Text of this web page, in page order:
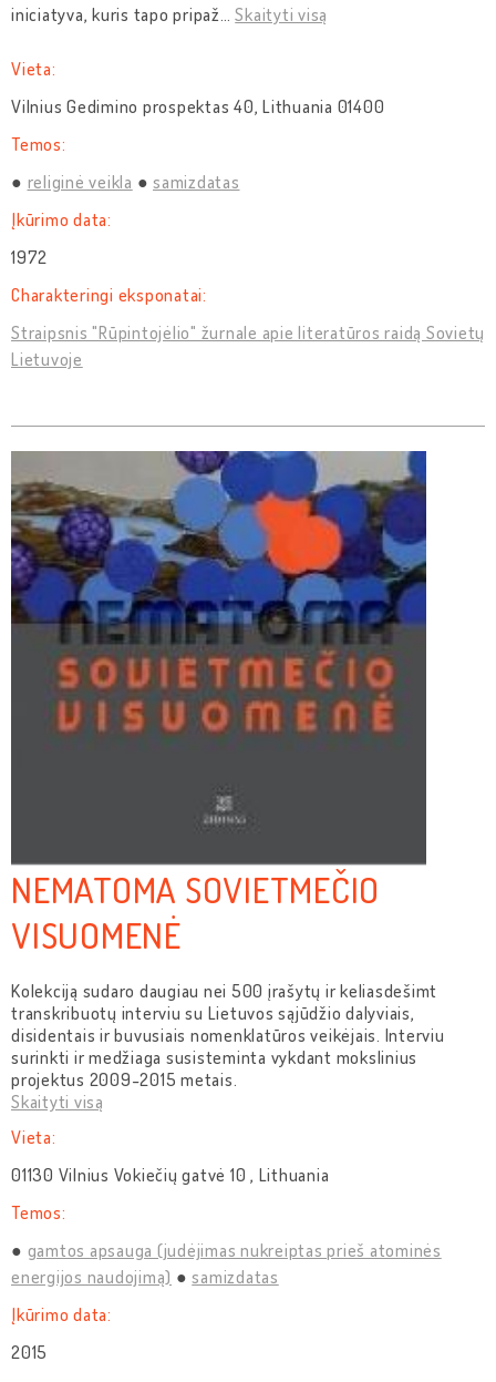
iniciatyva, kuris tapo pripaž…Skaityti visą
Vieta:
Vilnius Gedimino prospektas 40, Lithuania 01400
Temos:
religinė veikla
samizdatas
Įkūrimo data:
1972
Charakteringi eksponatai:
Straipsnis "Rūpintojėlio" žurnale apie literatūros raidą Sovietų
Lietuvoje
NEMATOMA SOVIETMEČIO
VISUOMENĖ
Kolekciją sudaro daugiau nei 500 įrašytų ir keliasdešimt
transkribuotų interviu su Lietuvos sąjūdžio dalyviais,
disidentais ir buvusiais nomenklatūros veikėjais. Interviu
surinkti ir medžiaga susisteminta vykdant mokslinius
projektus 2009-2015 metais.
Skaityti visą
Vieta:
01130 Vilnius Vokiečių gatvė 10 , Lithuania
Temos:
gamtos apsauga (judėjimas nukreiptas prieš atominės
energijos naudojimą)
samizdatas
Įkūrimo data:
2015